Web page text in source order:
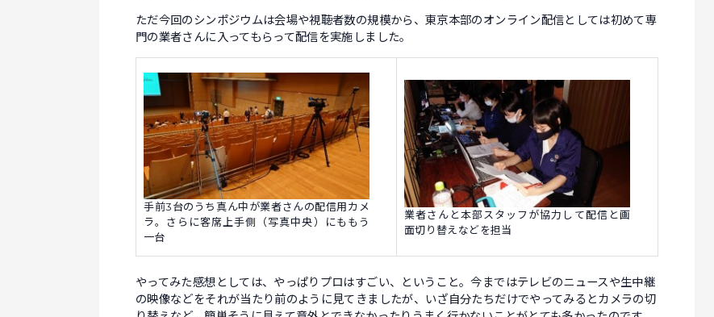
ただ今回のシンポジウムは会場や視聴者数の規模から、東京本部のオンライン配信としては初めて専
門の業者さんに入ってもらって配信を実施しました。
手前3台のうち真ん中が業者さんの配信用カメ
ラ。さらに客席上手側（写真中央）にももう
一台
業者さんと本部スタッフが協力して配信と画
面切り替えなどを担当
やってみた感想としては、やっぱりプロはすごい、ということ。今まではテレビのニュースや生中継
の映像などをそれが当たり前のように見てきましたが、いざ自分たちだけでやってみるとカメラの切